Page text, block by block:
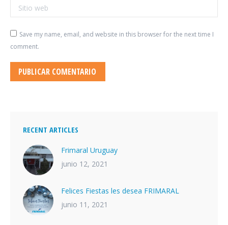
Sitio web
Save my name, email, and website in this browser for the next time I
comment.
PUBLICAR COMENTARIO
RECENT ARTICLES
Frimaral Uruguay
junio 12, 2021
Felices Fiestas les desea FRIMARAL
junio 11, 2021